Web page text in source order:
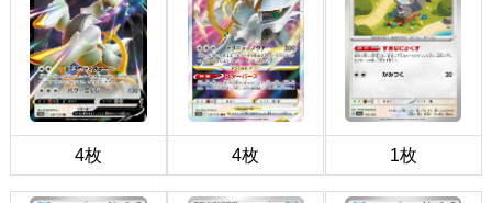
4枚 4枚 1枚